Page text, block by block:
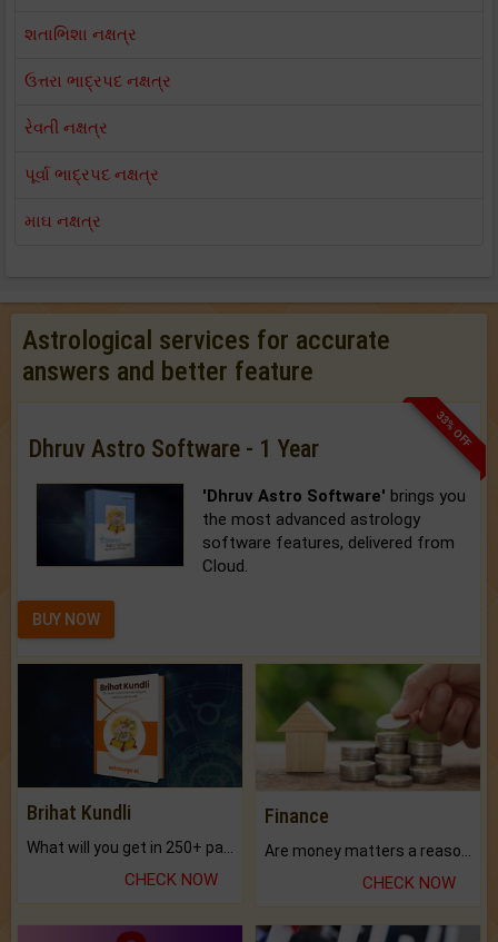
શતાભિશા નક્ષત્ર
ઉત્તરા ભાદ્રપદ નક્ષત્ર
રેવતી નક્ષત્ર
પૂર્વા ભાદ્રપદ નક્ષત્ર
માઘ નક્ષત્ર
Astrological services for accurate
answers and better feature
33% OFF
Dhruv Astro Software - 1 Year
'Dhruv Astro Software' brings you
the most advanced astrology
software features, delivered from
Cloud.
BUY NOW
Brihat Kundli
CHECK NOW
Finance
CHECK NOW